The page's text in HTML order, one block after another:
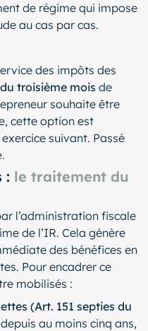
de régime qui impose
au cas par cas.
des impôts des
troisième mois de
souhaite être
cette option est
suivant. Passé
: le traitement du
l’administration fiscale
de l’IR. Cela génère
des bénéfices en
Pour encadrer ce
mobilisés :
(Art. 151 septies du
au moins cinq ans,